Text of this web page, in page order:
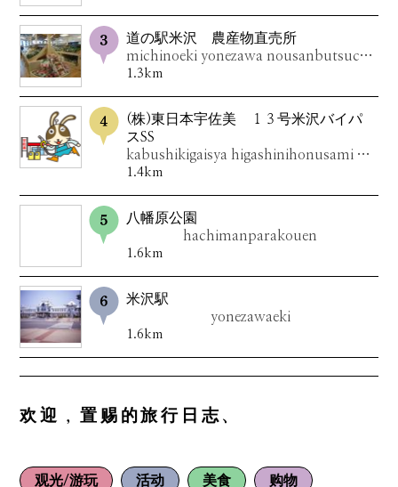
道の駅米沢 農産物直売所
michinoeki yonezawa nousanbutsuchokubaijo
1.3km
(株)東日本宇佐美 １３号米沢バイパ
スSS
kabushikigaisya higashinihonusami 13goubaipasuSS
1.4km
八幡原公園
hachimanparakouen
1.6km
米沢駅
yonezawaeki
1.6km
欢迎，置赐的旅行日志、
观光/游玩 活动 美食 购物